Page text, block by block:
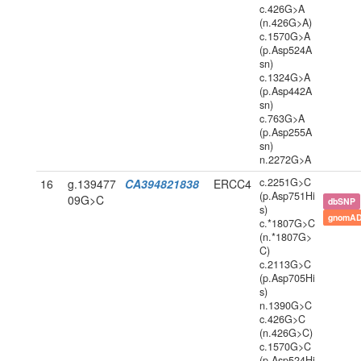
c.426G>A
(n.426G>A)
c.1570G>A
(p.Asp524A
sn)
c.1324G>A
(p.Asp442A
sn)
c.763G>A
(p.Asp255A
sn)
n.2272G>A
16
g.139477
09G>C
CA394821838 ERCC4 c.2251G>C
(p.Asp751Hi
s)
c.*1807G>C
(n.*1807G>
C)
c.2113G>C
(p.Asp705Hi
s)
n.1390G>C
c.426G>C
(n.426G>C)
c.1570G>C
dbSNP